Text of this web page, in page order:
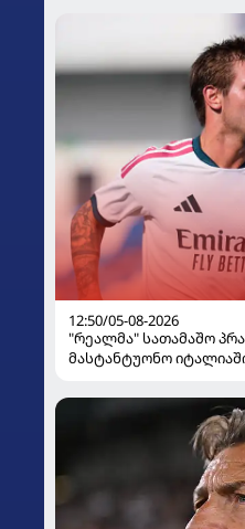
12:50/05-08-2026
"რეალმა" სათამაშო
მასტანტუონო